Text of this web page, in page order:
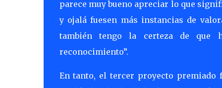
parece muy bueno apreciar lo que
y ojalá fuesen más instancias de
también tengo la certeza de que
reconocimiento”.
En tanto, el tercer proyecto premiado